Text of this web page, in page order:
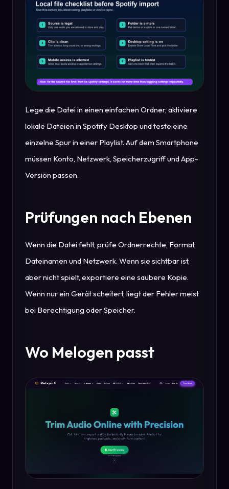
Lege die Datei in einen einfachen Ordner, aktiviere
lokale Dateien in Spotify Desktop und teste eine
einzelne Spur in einer Playlist. Auf dem Smartphone
müssen Konto, Netzwerk, Speicherzugriff und App-
Version passen.
Prüfungen nach Ebenen
Wenn die Datei fehlt, prüfe Ordnerrechte, Format,
Dateinamen und Netzwerk. Wenn sie sichtbar ist,
aber nicht spielt, exportiere eine saubere Kopie.
Wenn nur ein Gerät scheitert, liegt der Fehler meist
bei Berechtigung oder Speicher.
Wo Melogen passt